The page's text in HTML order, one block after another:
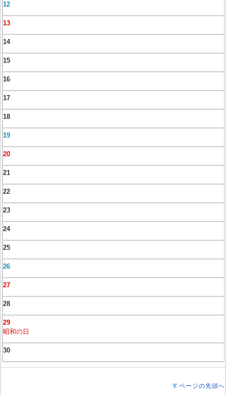
12
13
14
15
16
17
18
19
20
21
22
23
24
25
26
27
28
29
昭和の日
30
ページの先頭へ